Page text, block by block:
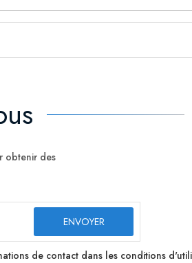
obtenir des
de contact dans les conditions